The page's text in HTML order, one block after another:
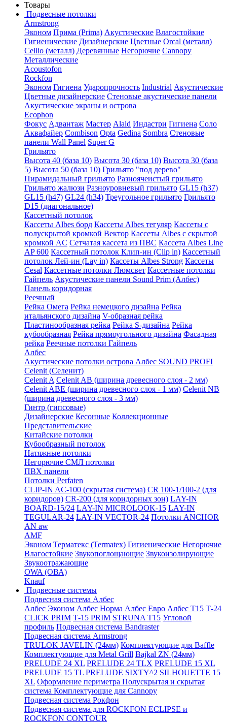
Товары
Подвесные потолки
Armstrong
Эконом Прима (Prima) Акустические Влагостойкие
Гигиенические Дизайнерские Цветные Orcal (металл)
Cellio (металл) Деревянные Негорючие Cannopy
Металлические
Acoustofon
Rockfon
Эконом Гигиена Ударопрочность Industrial Акустические
Цветные дизайнерские Стеновые акустические панели
Акустические экраны и острова
Ecophon
Фокус Адвантаж Мастер Alaid Индастри Гигиена Соло
Аквафайер Combison Opta Gedina Sombra Стеновые
панели Wall Panel Super G
Грильято
Высота 40 (база 10) Высота 30 (база 10) Высота 30 (база
5) Высота 50 (база 10) Грильято "под дерево"
Пирамидальный грильято Разноячеистый грильято
Грильято жалюзи Разноуровневый грильято GL15 (h37)
GL15 (h47) GL24 (h34) Треугольное грильято Грильято
D15 (диагональное)
Кассетный потолок
Кассеты Albes борд Кассеты Albes тегуляр Кассеты с
полускрытой кромкой Вектор Кассеты Albes с скрытой
кромкой AC Сетчатая кассета из ПВС Кассета Albes Line
AP 600 Кассетный потолок Клип-ин (Clip in) Кассетный
потолок Лей-ин (Lay in) Кассеты Albes Strong Кассеты
Cesal Кассетные потолки Люмсвет Кассетные потолки
Гайпель Акустические панели Sound Prim (Албес)
Панель коридорная
Реечный
Рейка Омега Рейка немецкого дизайна Рейка
итальянского дизайна V-образная рейка
Пластинообразная рейка Рейка S-дизайна Рейка
кубообразная Рейка прямоугольного дизайна Фасадная
рейка Реечные потолки Гайпель
Албес
Акустические потолки острова Албес SOUND PROFI
Celenit (Селенит)
Celenit A Celenit AB (ширина древесного слоя - 2 мм)
Celenit ABE (ширина древесного слоя - 1 мм) Celenit NB
(ширина древесного слоя - 3 мм)
Гинтр (гипсовые)
Дизайнерские Кесонные Коллекционные
Представительские
Китайские потолки
Кубообразный потолок
Натяжные потолки
Негорючие СМЛ потолки
ПВХ панели
Потолки Perfaten
CLIP-IN AC-100 (скрытая система) CR 100-1/100-2 (для
коридоров) CR-200 (для коридорных зон) LAY-IN
BOARD-15/24 LAY-IN MICROLOOK-15 LAY-IN
TEGULAR-24 LAY-IN VECTOR-24 Потолки ANCHOR
AN aw
AMF
Эконом Терматекс (Termatex) Гигиенические Негорючие
Влагостойкие Звукопоглощающие Звукоизолирующие
Звукоотражающие
OWA (ОВА)
Knauf
Подвесные системы
Подвесная система Албес
Албес Эконом Албес Норма Албес Евро Албес T15 Т-24
CLICK PRIM Т-15 PRIM STRUNA Т15 Угловой
профиль Подвесная система Bandraster
Подвесная система Armstrong
TRULOK JAVELIN (24мм) Комплектующие для Baffle
Комплектующие для Metal Grill Bajkal ZN (24мм)
PRELUDE 24 XL PRELUDE 24 TLX PRELUDE 15 XL
PRELUDE 15 TL PRELUDE SIXTY^2 SILHOUETTE 15
XL Оформление периметра Полускрытая и скрытая
система Комплектующие для Cannopy
Подвесная система Рокфон
Подвесная система для ROCKFON ECLIPSE и
ROCKFON CONTOUR